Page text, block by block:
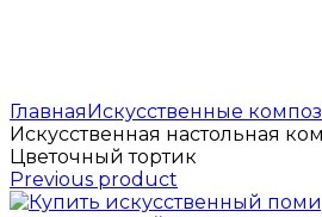
Главная Искусственные
Искусственная настольная
Цветочный тортик
Previous product